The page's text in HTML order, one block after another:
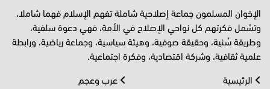
الإخوان المسلمون جماعة إصلاحية شاملة تفهم الإسلام فهما شاملا،
وتشمل فكرتهم كل نواحي الإصلاح في الأمة، فهي دعوة سلفية،
وطريقة سُنية، وحقيقة صوفية، وهيئة سياسية، وجماعة رياضية، ورابطة
علمية ثقافية، وشركة اقتصادية، وفكرة اجتماعية.
الرئيسية
عرب وعجم